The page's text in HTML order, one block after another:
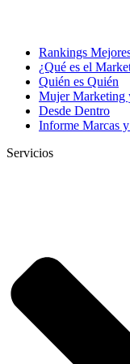
Rankings
¿Qué es el
Quién es Quién
Mujer Marketing
Desde Dentro
Informe Marcas
Servicios